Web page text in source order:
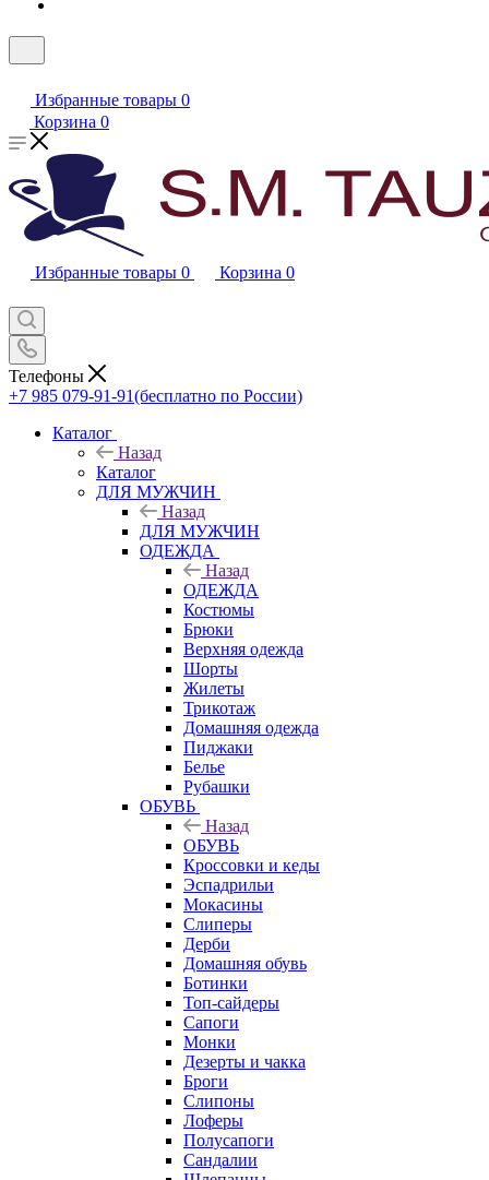
Избранные товары 0
Корзина 0
Избранные товары 0 Корзина 0
Телефоны
+7 985 079-91-91(бесплатно по России)
Каталог
Назад
Каталог
ДЛЯ МУЖЧИН
Назад
ДЛЯ МУЖЧИН
ОДЕЖДА
Назад
ОДЕЖДА
Костюмы
Брюки
Верхняя одежда
Шорты
Жилеты
Трикотаж
Домашняя одежда
Пиджаки
Белье
Рубашки
ОБУВЬ
Назад
ОБУВЬ
Кроссовки и кеды
Эспадрильи
Мокасины
Слиперы
Дерби
Домашняя обувь
Ботинки
Топ-сайдеры
Сапоги
Монки
Дезерты и чакка
Броги
Слипоны
Лоферы
Полусапоги
Сандалии